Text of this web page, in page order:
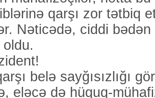
qarşı zor tətbiq
Nəticədə, ciddi
oldu.
belə sayğısızlığı
eləcə də hüquq-